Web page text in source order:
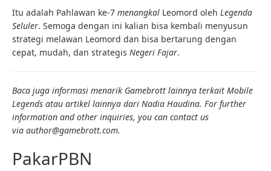
Itu adalah Pahlawan ke-7 menangkal Leomord oleh Legenda
Seluler. Semoga dengan ini kalian bisa kembali menyusun
strategi melawan Leomord dan bisa bertarung dengan
cepat, mudah, dan strategis Negeri Fajar.
Baca juga informasi menarik Gamebrott lainnya terkait Mobile
Legends atau artikel lainnya dari Nadia Haudina. For further
information and other inquiries, you can contact us
via author@gamebrott.com.
PakarPBN